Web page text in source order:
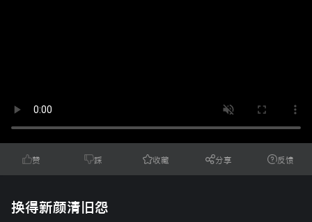
赞 踩 收藏 分享 反馈
换得新颜清旧怨